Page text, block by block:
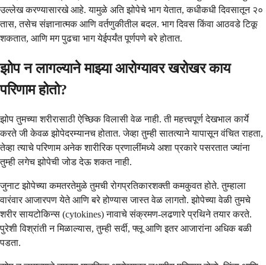
उल्लेख करण्यासारखे आहे. यामुळे अति झोपेचे भाग येतात, कधीकधी दिवसातून २०
तास, तसेच संज्ञानात्मक आणि वर्तणुकीतील बदल. भाग दिवस किंवा आठवडे टिकू
शकतात, आणि मग पुढचा भाग येईपर्यंत पूर्णपणे बरे होतात.
झोप न लागल्याने माझ्या आरोग्यावर खरोखर काय
परिणाम होतो?
झोप तुमच्या शरीरासाठी ऐच्छिक विलासी वेळ नाही. ती महत्त्वपूर्ण देखभाल कार्ये
करते जी केवळ झोपेदरम्यानच होतात. जेव्हा तुम्ही सातत्याने यापासून वंचित राहता,
तेव्हा त्याचे परिणाम अनेक शारीरिक प्रणालींमध्ये अशा प्रकारे पसरतात ज्यांना
तुम्ही लगेच झोपेची जोड देऊ शकत नाही.
जुनाट झोपेच्या कमतरतेमुळे तुमची रोगप्रतिकारशक्ती कमकुवत होते. तुम्हाला
वारंवार आजारपण येते आणि बरे होण्यास जास्त वेळ लागतो. झोपेच्या वेळी तुमचे
शरीर सायटोकिन्स (cytokines) नावाचे संक्रमण-लढणारे प्रथिने तयार करते.
पुरेशी विश्रांती न मिळाल्यास, तुम्ही सर्दी, फ्लू आणि इतर आजारांना अधिक बळी
पडता.